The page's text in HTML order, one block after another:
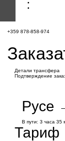
+359 878-858-974
Детали трансфера
Подтверждение
Русе
В пути: 3 часа 35
Тариф